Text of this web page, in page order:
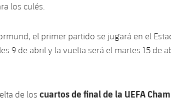
los culés.
el primer partido se jugará en el
9 de abril y la vuelta será el martes 15 de
de los cuartos de final de la UEFA